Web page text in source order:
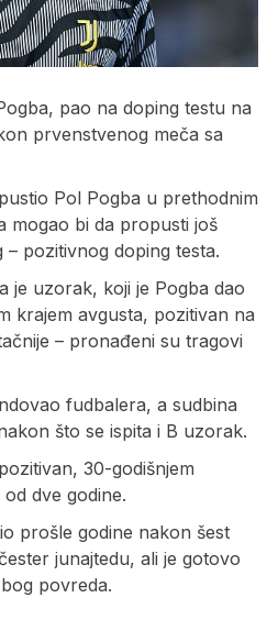
pao na doping testu na
prvenstvenog meča sa
Pol Pogba u prethodnim
mogao bi da propusti još
pozitivnog doping testa.
je uzorak, koji je Pogba dao
krajem avgusta, pozitivan na
– pronađeni su tragovi
fudbalera, a sudbina
što se ispita i B uzorak.
30-godišnjem
dve godine.
prošle godine nakon šest
junajtedu, ali je gotovo
povreda.